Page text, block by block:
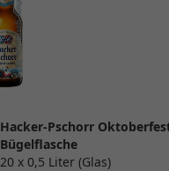
Hacker-Pschorr
Bügelflasche
20 x 0,5 Liter (Glas)